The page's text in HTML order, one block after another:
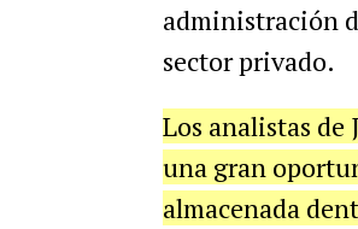
administración
sector privado.
Los analistas de
una gran
almacenada